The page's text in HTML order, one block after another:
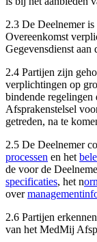
2.3 De Deelnemer
Overeenkomst
Gegevensdienst aan
2.4 Partijen zijn
verplichtingen op
bindende
Afsprakenstelsel
getreden, na te
2.5 De Deelnemer
processen en het
de voor de
specificaties, het n
over
2.6 Partijen
van het MedMij